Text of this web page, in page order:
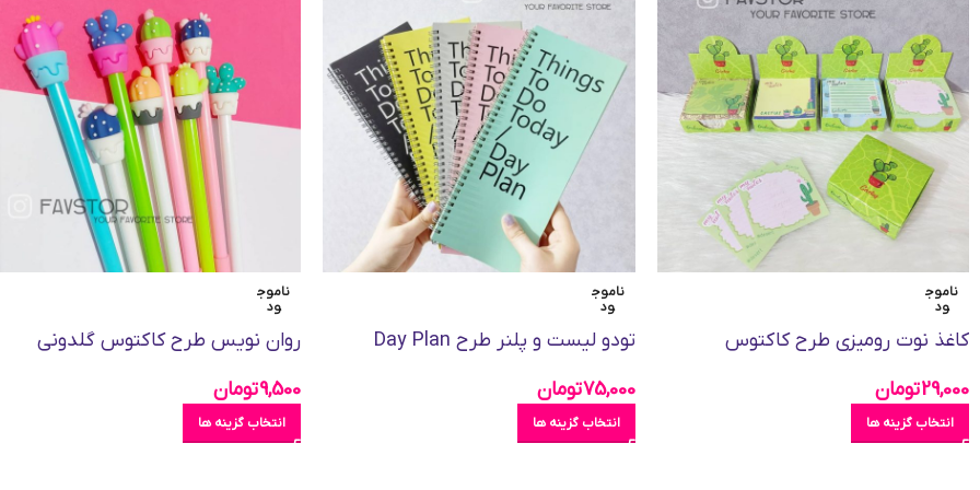
ناموج
ود
کاغذ نوت رومیزی طرح کاکتوس
29,000تومان
انتخاب گزینه ها
ناموج
ود
تودو لیست و پلنر طرح Day Plan
75,000تومان
انتخاب گزینه ها
ناموج
ود
روان نویس طرح کاکتوس گلدونی
9,500تومان
انتخاب گزینه ها